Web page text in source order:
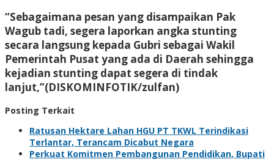
“Sebagaimana pesan yang disampaikan Pak
Wagub tadi, segera laporkan angka stunting
secara langsung kepada Gubri sebagai Wakil
Pemerintah Pusat yang ada di Daerah sehingga
kejadian stunting dapat segera di tindak
lanjut,”(DISKOMINFOTIK/zulfan)
Posting Terkait
Ratusan Hektare Lahan HGU PT TKWL Terindikasi
Terlantar, Terancam Dicabut Negara
Perkuat Komitmen Pembangunan Pendidikan, Bupati